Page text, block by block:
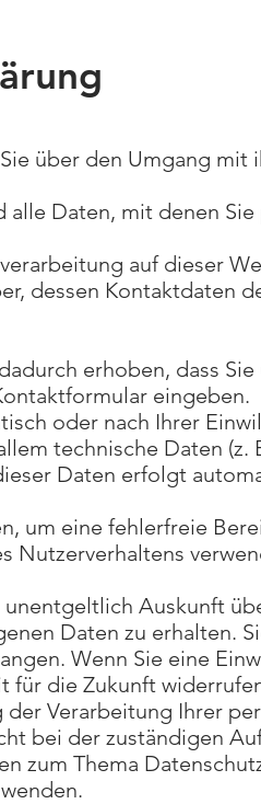
über den Umgang
alle Daten, mit denen
auf dieser
dessen Kontaktdaten
erhoben, dass
eingeben.
oder nach Ihrer
technische Daten
Daten erfolgt
um eine fehlerfreie
Nutzerverhaltens
Auskunft
Daten zu erhalten.
Wenn Sie eine
für die Zukunft
Verarbeitung Ihrer
bei der zuständigen
zum Thema